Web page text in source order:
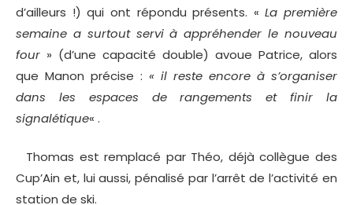
d’ailleurs !) qui ont répondu présents. «La première
semaine a surtout servi à appréhender le nouveau
four » (d’une capacité double) avoue Patrice, alors
que Manon précise : « il reste encore à s’organiser
dans les espaces de rangements et finir la
signalétique« .
Thomas est remplacé par Théo, déjà collègue des
Cup’Ain et, lui aussi, pénalisé par l’arrêt de l’activité en
station de ski.